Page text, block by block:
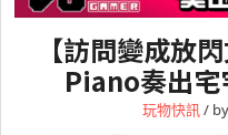
【訪問變成放
Piano奏出宅
玩物快訊/ by